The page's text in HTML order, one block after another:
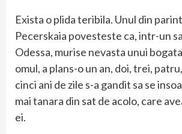
Exista o plida teribila. Unul din
Pecerskaia povesteste ca, intr-un
Odessa, murise nevasta unui
omul, a plans-o un an, doi, trei,
cinci ani de zile s-a gandit sa se
mai tanara din sat de acolo, care
ei.